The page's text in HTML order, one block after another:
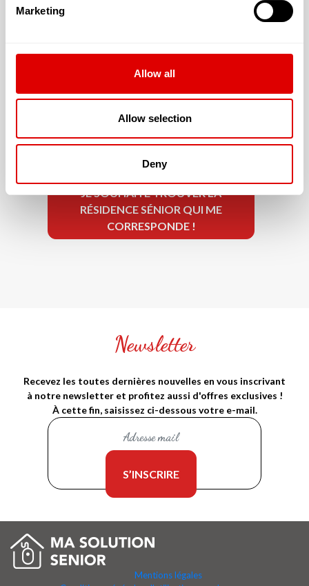
Marketing
Allow all
Allow selection
Deny
La résidence accepte les résidents dont la
dépendance est évaluée à :
JE SOUHAITE TROUVER LA
RÉSIDENCE SÉNIOR QUI ME
CORRESPONDE !
Newsletter
Recevez les toutes dernières nouvelles en vous inscrivant
à notre newsletter et profitez aussi d'offres exclusives !
À cette fin, saisissez ci-dessous votre e-mail.
Mentions légales